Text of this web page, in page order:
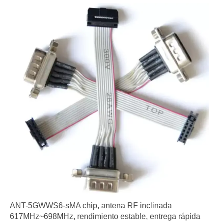
ANT-5GWWS6-sMA chip, antena RF inclinada
617MHz~698MHz, rendimiento estable, entrega rápida